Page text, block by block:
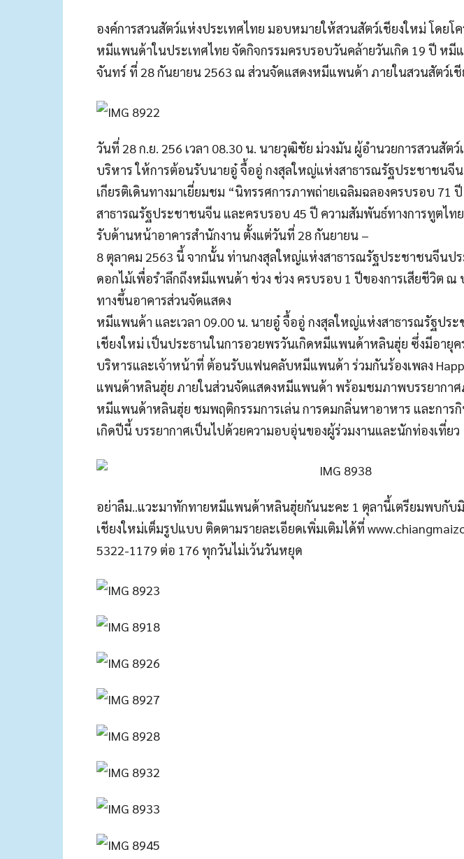
องค์การสวนสัตว์แห่งประเทศไทย มอบหมายให้สวนสัตว์เชียงใหม่ โดยโ
หมีแพนด้าในประเทศไทย จัดกิจกรรมครบรอบวันคล้ายวันเกิด 19 ปี ห
จันทร์ ที่ 28 กันยายน 2563 ณ ส่วนจัดแสดงหมีแพนด้า ภายในสวนสัตว์เชี
วันที่ 28 ก.ย. 256 เวลา 08.30 น. นายวุฒิชัย ม่วงมัน ผู้อำนวยการสวนสัต
บริหาร ให้การต้อนรับนายอู๋ จื้ออู่ กงสุลใหญ่แห่งสาธารณรัฐประชาชนจีน
เกียรติเดินทางมาเยี่ยมชม “นิทรรศการภาพถ่ายเฉลิมฉลองครบรอบ 71
สาธารณรัฐประชาชนจีน และครบรอบ 45 ปี ความสัมพันธ์ทางการทูตไท
รับด้านหน้าอาคารสำนักงาน ตั้งแต่วันที่ 28 กันยายน –
8 ตุลาคม 2563 นี้ จากนั้น ท่านกงสุลใหญ่แห่งสาธารณรัฐประชาชนจีนปร
ดอกไม้เพื่อรำลึกถึงหมีแพนด้า ช่วง ช่วง ครบรอบ 1 ปีของการเสียชีวิต
ทางขึ้นอาคารส่วนจัดแสดง
หมีแพนด้า และเวลา 09.00 น. นายอู๋ จื้ออู่ กงสุลใหญ่แห่งสาธารณรัฐปร
เชียงใหม่ เป็นประธานในการอวยพรวันเกิดหมีแพนด้าหลินฮุ่ย ซึ่งมีอายุ
บริหารและเจ้าหน้าที่ ต้อนรับแฟนคลับหมีแพนด้า ร่วมกันร้องเพลง
แพนด้าหลินฮุ่ย ภายในส่วนจัดแสดงหมีแพนด้า พร้อมชมภาพบรรยากาศ
หมีแพนด้าหลินฮุ่ย ชมพฤติกรรมการเล่น การดมกลิ่นหาอาหาร และการ
เกิดปีนี้ บรรยากาศเป็นไปด้วยความอบอุ่นของผู้ร่วมงานและนักท่องเที่ยว
อย่าลืม..แวะมาทักทายหมีแพนด้าหลินฮุ่ยกันนะคะ 1 ตุลานี้เตรียมพบกับ
เชียงใหม่เต็มรูปแบบ ติดตามรายละเอียดเพิ่มเติมได้ที่
5322-1179 ต่อ 176 ทุกวันไม่เว้นวันหยุด